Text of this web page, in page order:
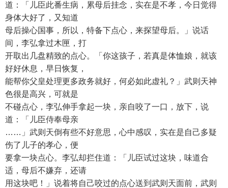
道：「儿臣此番生病，累母后挂念，实在是不孝，今日觉得
身体大好了，又知道
母后操心国事，所以，特备下点心，来探望母后。」说话
间，李弘拿过木匣，打
开取出几盘精致的点心。「你这孩子，若真是体恤娘，就该
好好休息，早日恢复，
能帮你父皇处理更多政务就好，何必如此虚礼？」武则天神
色很是高兴，可就是
不碰点心，李弘伸手拿起一块，亲自咬了一口，放下，说
道：「儿臣侍奉母亲
……」武则天倒有些不好意思，心中感叹，实在是自己多疑
伤了儿子的孝心，便
要拿一块点心。李弘却拦住道：「儿臣试过这块，味道合
适，母后不嫌弃，还请
用这块吧！」说着将自己咬过的点心送到武则天面前，武则